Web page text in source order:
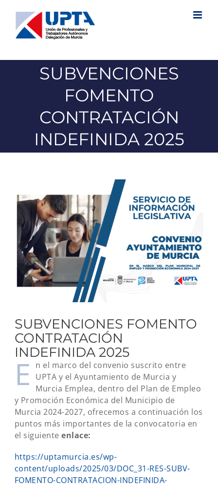
contenido
SUBVENCIONES
FOMENTO
CONTRATACIÓN
INDEFINIDA 2025
imagen
grande
SUBVENCIONES FOMENTO
CONTRATACIÓN
INDEFINIDA 2025
E
n el marco del convenio suscrito entre
UPTA y el Ayuntamiento de Murcia y
Murcia Emplea, dentro del Plan de Empleo
y Promoción Económica del Municipio de
Murcia 2024-2027, ofrecemos a continuación los
puntos más importantes de la convocatoria en
el siguienteenlace:
https://uptamurcia.es/wp-
content/uploads/2025/03/DOC_31-RES-SUBV-
FOMENTO-CONTRATACION-INDEFINIDA-